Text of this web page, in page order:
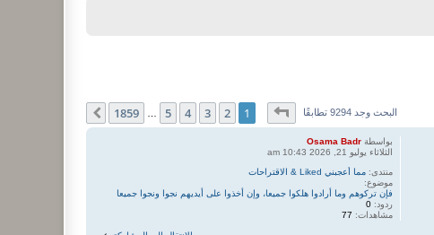
البحث وجد 9294 تطابقًاصفحة1من 1859
1
2
3
4
5
1859 التالي
بواسطةOsama Badr
الثلاثاء يوليو 21, 2026 10:43 am
منتدى:مما أعجبني Liked & الاقتراحات
موضوع:
فإن تركوهم وما أرادوا هلكوا جميعا، وإن أخذوا على أيديهم نجوا ونجوا جميعا
ردود:0
مشاهدات: 77